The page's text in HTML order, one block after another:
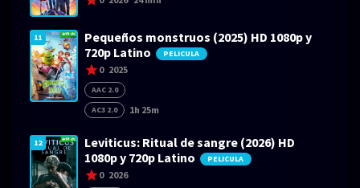
11
Pequeños monstruos (2025) HD 1080p y
720p Latino
PELICULA
0 2025
AAC 2.0
AC3 2.0
1h 25m
12
Leviticus: Ritual de sangre (2026) HD
1080p y 720p Latino
PELICULA
0 2026